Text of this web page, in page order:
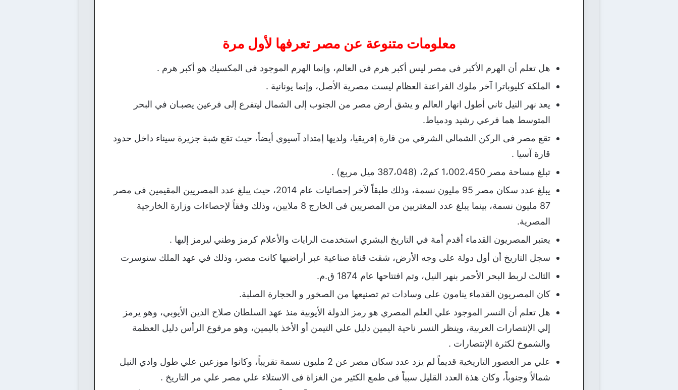
معلومات متنوعة عن مصر تعرفها لأول مرة
هل تعلم أن الهرم الأكبر فى مصر ليس أكبر هرم فى العالم، وإنما الهرم الموجود فى المكسيك هو أكبر هرم .
الملكة كليوباترا آخر ملوك الفراعنة العظام ليست مصرية الأصل، وإنما يونانية .
يعد نهر النيل ثاني أطول انهار العالم و يشق أرض مصر من الجنوب إلى الشمال ليتفرع إلى فرعين يصبـان في البحر
المتوسط هما فرعي رشيد ودمياط.
تقع مصر فى الركن الشمالي الشرقي من قارة إفريقيا، ولديها إمتداد آسيوي أيضاً، حيث تقع شبة جزيرة سيناء داخل حدود
قارة آسيا .
تبلغ مساحة مصر 1،002،450 كم2، (387،048 ميل مربع) .
يبلغ عدد سكان مصر 95 مليون نسمة، وذلك طبقاً لآخر إحصائيات عام 2014، حيث يبلغ عدد المصريين المقيمين فى مصر
87 مليون نسمة، بينما يبلغ عدد المغتربين من المصريين فى الخارج 8 ملايين، وذلك وفقاً لإحصاءات وزارة الخارجية
المصرية.
يعتبر المصريون القدماء أقدم أمة في التاريخ البشري استخدمت الرايات والأعلام كرمز وطني ليرمز إليها .
سجل التاريخ أن أول دولة على وجه الأرض، شقت قناة صناعية عبر أراضيها كانت مصر، وذلك في عهد الملك سنوسرت
الثالث لربط البحر الأحمر بنهر النيل، وتم افتتاحها عام 1874 ق.م.
كان المصريون القدماء ينامون على وسادات تم تصنيعها من الصخور و الحجارة الصلبة.
هل تعلم أن النسر الموجود علي العلم المصري هو رمز الدولة الأيوبية منذ عهد السلطان صلاح الدين الأيوبي، وهو يرمز
إلي الإنتصارات العربية، وينظر النسر ناحية اليمين دليل علي التيمن أو الأخذ باليمين، وهو مرفوع الرأس دليل العظمة
والشموخ لكثرة الإنتصارات .
علي مر العصور التاريخية قديماً لم يزد عدد سكان مصر عن 2 مليون نسمة تقريباً، وكانوا موزعين علي طول وادي النيل
شمالاً وجنوباً، وكان هذة العدد القليل سبباً فى طمع الكثير من الغزاة فى الاستلاء علي مصر علي مر التاريخ .